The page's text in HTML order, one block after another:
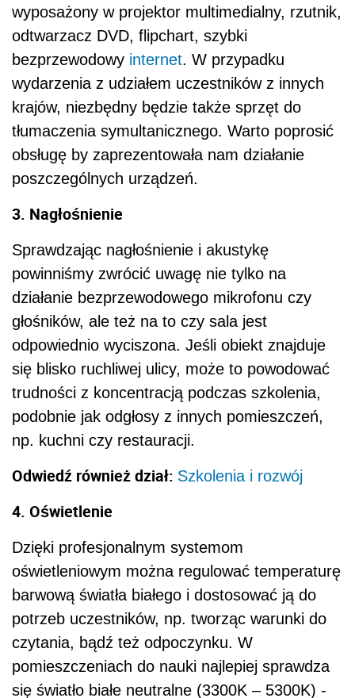
wyposażony w projektor multimedialny, rzutnik,
odtwarzacz DVD, flipchart, szybki
bezprzewodowy internet. W przypadku
wydarzenia z udziałem uczestników z innych
krajów, niezbędny będzie także sprzęt do
tłumaczenia symultanicznego. Warto poprosić
obsługę by zaprezentowała nam działanie
poszczególnych urządzeń.
3. Nagłośnienie
Sprawdzając nagłośnienie i akustykę
powinniśmy zwrócić uwagę nie tylko na
działanie bezprzewodowego mikrofonu czy
głośników, ale też na to czy sala jest
odpowiednio wyciszona. Jeśli obiekt znajduje
się blisko ruchliwej ulicy, może to powodować
trudności z koncentracją podczas szkolenia,
podobnie jak odgłosy z innych pomieszczeń,
np. kuchni czy restauracji.
Odwiedź również dział: Szkolenia i rozwój
4. Oświetlenie
Dzięki profesjonalnym systemom
oświetleniowym można regulować temperaturę
barwową światła białego i dostosować ją do
potrzeb uczestników, np. tworząc warunki do
czytania, bądź też odpoczynku. W
pomieszczeniach do nauki najlepiej sprawdza
się światło białe neutralne (3300K – 5300K) -